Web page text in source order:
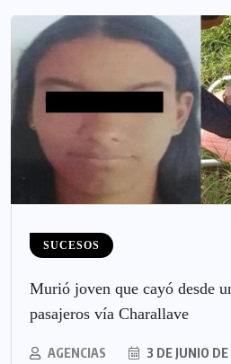
SUCESOS
Murió joven que cayó desde
pasajeros vía Charallave
AGENCIAS 3 DE JUNIO